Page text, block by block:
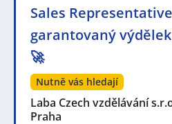
Sales
garantovaný výdělek
🚀
Nutně vás hledají
Laba Czech vzdělávání
Praha